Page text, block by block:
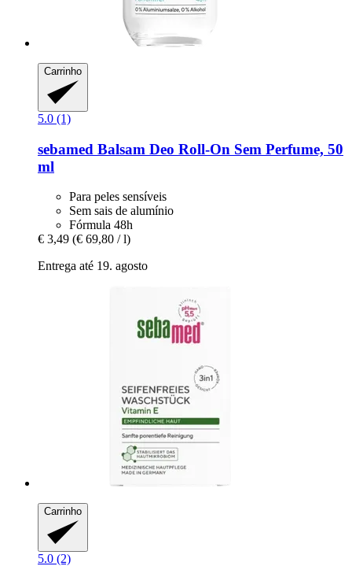
Carrinho
5.0 (1)
sebamed Balsam Deo Roll-​On Sem Perfume, 50
ml
Para peles sensíveis
Sem sais de alumínio
Fórmula 48h
€ 3,49 (€ 69,80 / l)
Entrega até 19. agosto
Carrinho
5.0 (2)